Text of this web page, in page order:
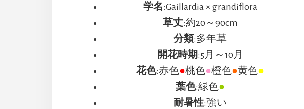
学名:Gaillardia × grandiflora
草丈:約20～90cm
分類:多年草
開花時期 :5月～10月
花色:赤色●桃色●橙色●黄色●
葉色:緑色●
耐暑性:強い